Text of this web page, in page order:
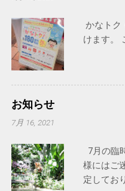
かなトク
けます。
お知らせ
7月 16, 2021
7月の臨
様にはご
定してお